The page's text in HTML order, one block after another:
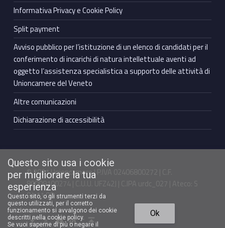
Informativa Privacy e Cookie Policy
Split payment
Avviso pubblico per l’istituzione di un elenco di candidati per il
conferimento di incarichi di natura intellettuale aventi ad
oggetto l’assistenza specialistica a supporto delle attività di
Unioncamere del Veneto
Altre comunicazioni
Dichiarazione di accessibilità
© 2021 Unioncamere | P.IVA 02406800272 | C.F.
80009100274 | C.U.U. UFZ42J | C.IPA urdc_027 | Ateco: S
94.11.00
Facebook Unioncamere VenetoTwitter Unioncamere VenetoYoutube Unioncamere VenetoLinkedin Unioncamere Veneto Torna in cima ↑
Questo sito usa i cookie
per migliorare la tua
esperienza
Questo sito, o gli strumenti terzi da
questo utilizzati, per il corretto
funzionamento si avvalgono dei cookie
descritti nella cookie policy.
Se vuoi saperne di più o negare il
Ok